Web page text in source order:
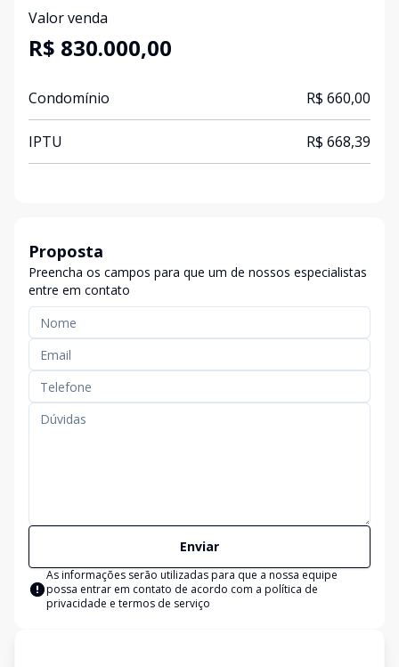
Valor venda
R$ 830.000,00
Condomínio R$ 660,00
IPTU R$ 668,39
Proposta
Preencha os campos para que um de nossos especialistas
entre em contato
Enviar
As informações serão utilizadas para que a nossa equipe
possa entrar em contato de acordo com a política de
privacidade e termos de serviço